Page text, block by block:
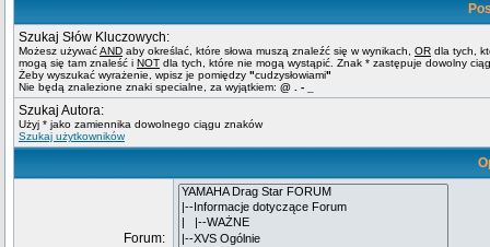
Szukaj Słów Kluczowych:
Możesz używaćAND aby określać, które słowa muszą znaleźć się w wynikach, OR dla tych,
mogą się tam znaleść i NOT dla tych, które nie mogą wystąpić. Znak * zastępuje dowolny
Żeby wyszukać wyrażenie, wpisz je pomiędzy "cudzysłowiami"
Nie będą znalezione znaki specialne, za wyjątkiem: @ . - _
Szukaj Autora:
Użyj * jako zamiennika dowolnego ciągu znaków
Szukaj użytkowników
Forum: